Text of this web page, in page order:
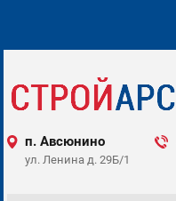
п. Авсюнино
ул. Ленина д. 29Б/1 ‌‌‍‍